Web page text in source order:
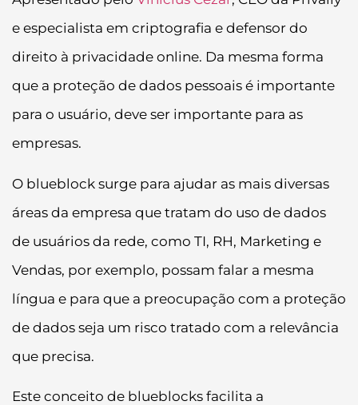
e especialista em criptografia e defensor do
direito à privacidade online. Da mesma forma
que a proteção de dados pessoais é importante
para o usuário, deve ser importante para as
empresas.
O blueblock surge para ajudar as mais diversas
áreas da empresa que tratam do uso de dados
de usuários da rede, como TI, RH, Marketing e
Vendas, por exemplo, possam falar a mesma
língua e para que a preocupação com a proteção
de dados seja um risco tratado com a relevância
que precisa.
Este conceito de blueblocks facilita a